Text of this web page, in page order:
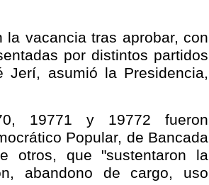
vacancia tras aprobar, con
por distintos partidos
Jerí, asumió la Presidencia,
19771 y 19772 fueron
Popular, de Bancada
otros, que "sustentaron la
abandono de cargo, uso